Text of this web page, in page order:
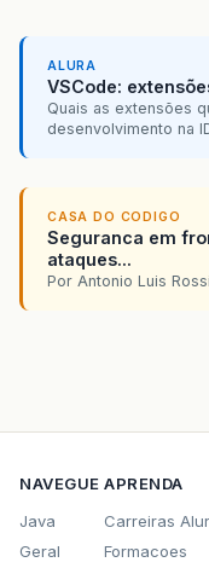
ALURA
VSCode:
Quais as extensões
desenvolvimento na
CASA DO CODIGO
Seguranca em
ataques...
Por Antonio Luis
NAVEGUE
Java
Geral
APRENDA
Carreiras
Formacoes